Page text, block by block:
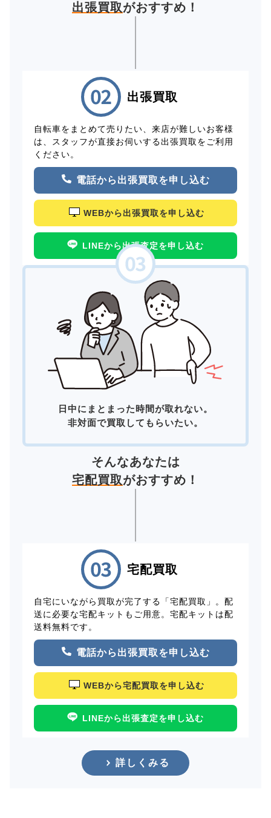
出張買取がおすすめ！
出張買取
自転車をまとめて売りたい、来店が難しいお客様
は、スタッフが直接お伺いする出張買取をご利用
ください。
電話から出張買取を申し込む
WEBから出張買取を申し込む
LINEから出張査定を申し込む
日中にまとまった時間が取れない。
非対面で買取してもらいたい。
そんなあなたは
宅配買取がおすすめ！
宅配買取
自宅にいながら買取が完了する「宅配買取」。配
送に必要な宅配キットもご用意。宅配キットは配
送料無料です。
電話から出張買取を申し込む
WEBから宅配買取を申し込む
LINEから出張査定を申し込む
詳しくみる